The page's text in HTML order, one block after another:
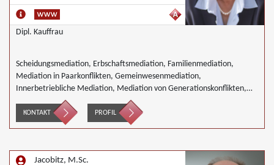
Dipl. Kauffrau
Scheidungsmediation, Erbschaftsmediation, Familienmediation,
Mediation in Paarkonflikten, Gemeinwesenmediation,
Innerbetriebliche Mediation, Mediation von Generationskonflikten,
Mediation bei Gesellschafterkonflikten, Mediation bei Team- und
Gruppenkonflikten, Mediation von Unternehmensnachfolgen,
Mediation in der Wohnungswirtschaft, Nachbarschaftsmediation,
KONTAKT PROFIL
Jacobitz, M.Sc.